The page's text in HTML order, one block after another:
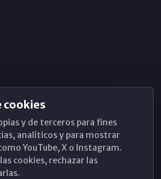
cookies
y de terceros para fines
analíticos y para mostrar
YouTube, X o Instagram.
cookies, rechazar las